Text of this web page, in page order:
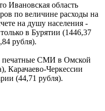
Ивановская область
по величине расходы на
на душу населения -
в Бурятии (1446,37
рубля).
печатные СМИ в Омской
Карачаево-Черкессии
(44,71 рубля).